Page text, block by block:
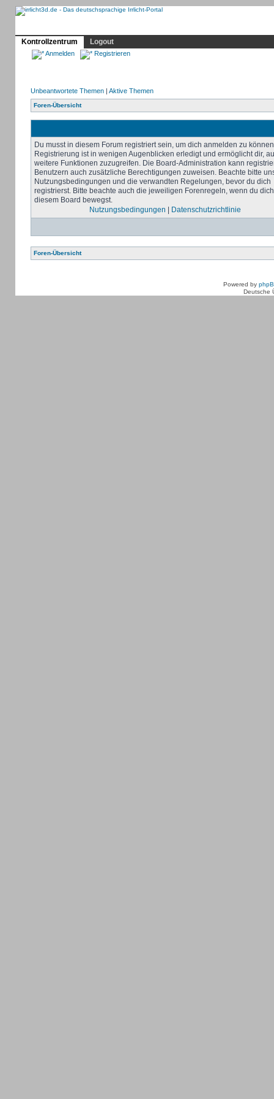
Kontrollzentrum
Logout
Anmelden Registrieren
Unbeantwortete Themen| Aktive Themen
Foren-Übersicht
Du musst in diesem Forum registriert sein, um dich anmelden zu
Registrierung ist in wenigen Augenblicken erledigt und ermöglicht dir,
weitere Funktionen zuzugreifen. Die Board-Administration kann
Benutzern auch zusätzliche Berechtigungen zuweisen. Beachte bitte
Nutzungsbedingungen und die verwandten Regelungen, bevor du dich
registrierst. Bitte beachte auch die jeweiligen Forenregeln, wenn du
diesem Board bewegst.
Nutzungsbedingungen
Datenschutzrichtlinie
Foren-Übersicht
Powered by
Deutsche